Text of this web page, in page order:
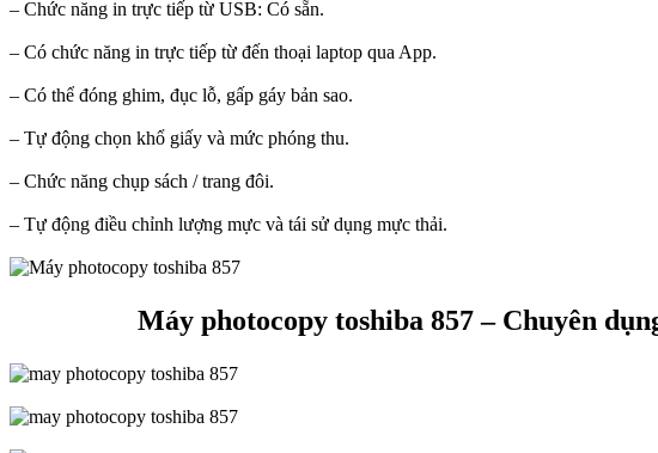
– Chức năng in trực tiếp từ USB: Có sẵn.
– Có chức năng in trực tiếp từ đến thoại laptop qua App.
– Có thể đóng ghim, đục lỗ, gấp gáy bản sao.
– Tự động chọn khổ giấy và mức phóng thu.
– Chức năng chụp sách / trang đôi.
– Tự động điều chỉnh lượng mực và tái sử dụng mực thải.
Máy photocopy toshiba 857 – Chuyên